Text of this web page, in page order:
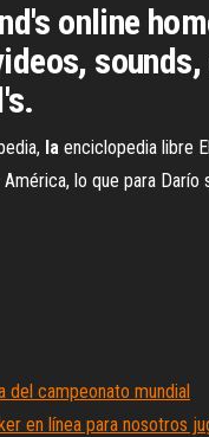
online
la enciclopedia libre
lo que para Darío
del campeonato mundial
en línea para nosotros